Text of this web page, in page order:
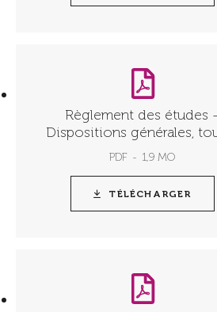
Règlement des études
Dispositions générales,
spécialités – Ed. 2025-26
PDF 1,9 MO
TÉLÉCHARGER